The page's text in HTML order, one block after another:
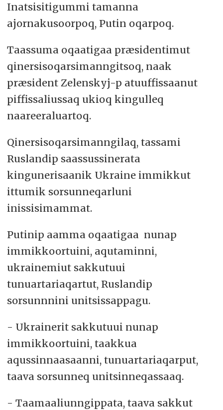
Inatsisitigummi tamanna
ajornakusoorpoq, Putin oqarpoq.
Taassuma oqaatigaa præsidentimut
qinersisoqarsimanngitsoq, naak
præsident Zelenskyj-p atuuffissaanut
piffissaliussaq ukioq kingulleq
naareeraluartoq.
Qinersisoqarsimanngilaq, tassami
Ruslandip saassussinerata
kingunerisaanik Ukraine immikkut
ittumik sorsunneqarluni
inissisimammat.
Putinip aamma oqaatigaa nunap
immikkoortuini, aqutaminni,
ukrainemiut sakkutuui
tunuartariaqartut, Ruslandip
sorsunnnini unitsissappagu.
- Ukrainerit sakkutuui nunap
immikkoortuini, taakkua
aqussinnaasaanni, tunuartariaqarput,
taava sorsunneq unitsinneqassaaq.
- Taamaaliunngippata, taava sakkut